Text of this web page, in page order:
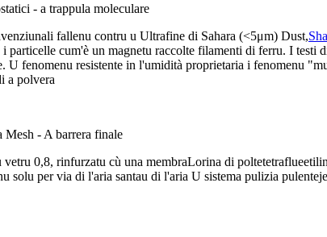
- a trappula moleculare
fallenu contru u Ultrafine di Sahara (<5μm) Dust,
particelle cum'è un magnetu raccolte filamenti di ferru. I
U fenomenu resistente in l'umidità proprietaria i fenomenu
a polvera
Mesh - A barrera finale
0,8, rinfurzatu cù una membraLorina di
solu per via di l'aria santau di l'aria U sistema pulizia